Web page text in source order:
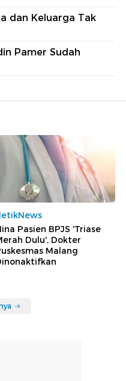
dan Keluarga Tak
Pamer Sudah
Pasien BPJS 'Triase
Dulu', Dokter
Malang